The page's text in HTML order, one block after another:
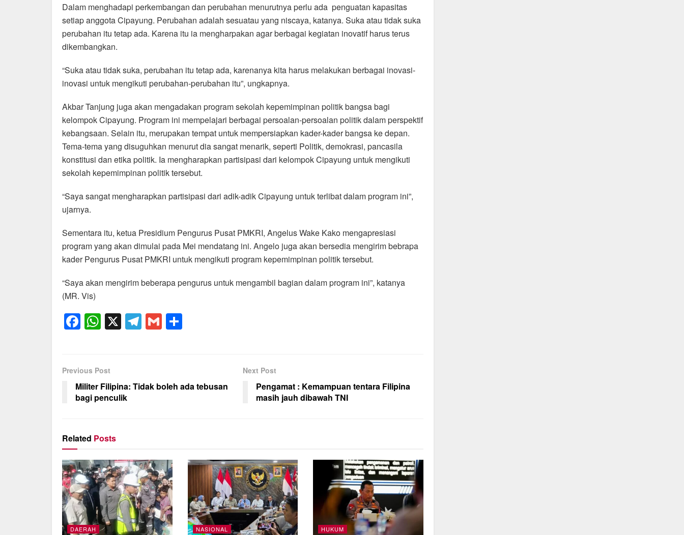
Dalam menghadapi perkembangan dan perubahan menurutnya perlu ada penguatan kapasitas
setiap anggota Cipayung. Perubahan adalah sesuatau yang niscaya, katanya. Suka atau tidak suka
perubahan itu tetap ada. Karena itu ia mengharpakan agar berbagai kegiatan inovatif harus terus
dikembangkan.
“Suka atau tidak suka, perubahan itu tetap ada, karenanya kita harus melakukan berbagai inovasi-
inovasi untuk mengikuti perubahan-perubahan itu”, ungkapnya.
Akbar Tanjung juga akan mengadakan program sekolah kepemimpinan politik bangsa bagi
kelompok Cipayung. Program ini mempelajari berbagai persoalan-persoalan politik dalam perspektif
kebangsaan. Selain itu, merupakan tempat untuk mempersiapkan kader-kader bangsa ke depan.
Tema-tema yang disuguhkan menurut dia sangat menarik, seperti Politik, demokrasi, pancasila
konstitusi dan etika politik. Ia mengharapkan partisipasi dari kelompok Cipayung untuk mengikuti
sekolah kepemimpinan politik tersebut.
“Saya sangat mengharapkan partisipasi dari adik-adik Cipayung untuk terlibat dalam program ini”,
ujarnya.
Sementara itu, ketua Presidium Pengurus Pusat PMKRI, Angelus Wake Kako mengapresiasi
program yang akan dimulai pada Mei mendatang ini. Angelo juga akan bersedia mengirim bebrapa
kader Pengurus Pusat PMKRI untuk mengikuti program kepemimpinan politik tersebut.
“Saya akan mengirim beberapa pengurus untuk mengambil bagian dalam program ini”, katanya
(MR. Vis)
F
a
e
b
o
k
W
h
s
A
p
X T
el
a
G
m
Previous Post
Militer Filipina: Tidak boleh ada tebusan
bagi penculik
Next Post
Pengamat : Kemampuan tentara Filipina
masih jauh dibawah TNI
Related Posts
DAERAH NASIONAL HUKUM